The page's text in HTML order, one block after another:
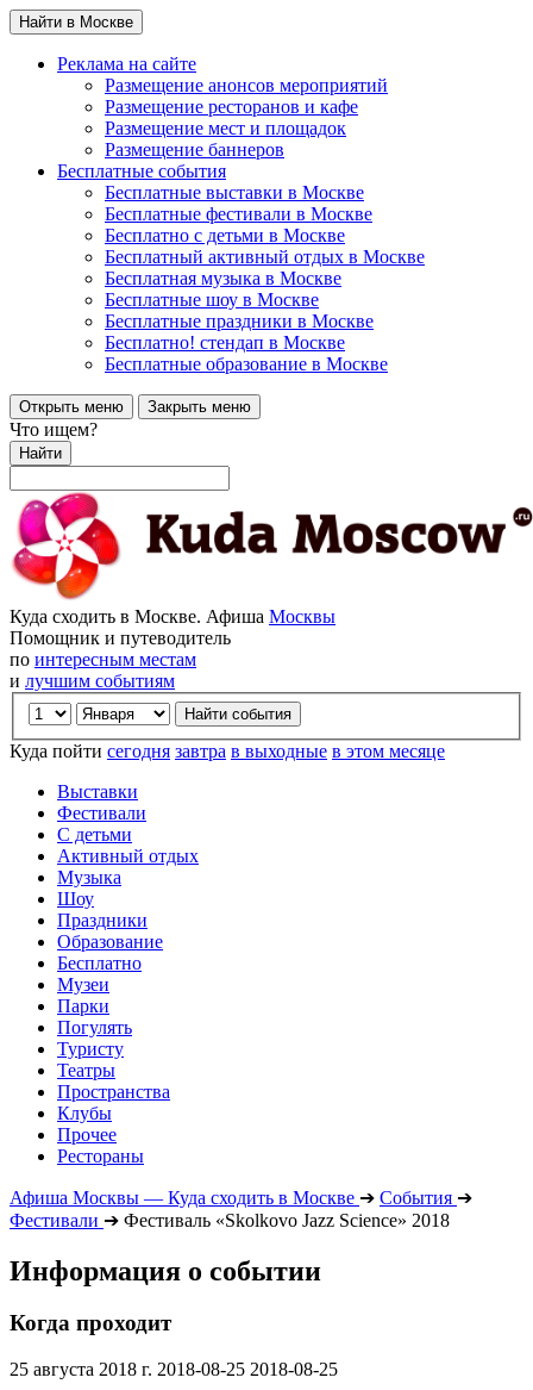
Найти в Москве
Реклама на сайте
Размещение анонсов мероприятий
Размещение ресторанов и кафе
Размещение мест и площадок
Размещение баннеров
Бесплатные события
Бесплатные выставки в Москве
Бесплатные фестивали в Москве
Бесплатно с детьми в Москве
Бесплатный активный отдых в Москве
Бесплатная музыка в Москве
Бесплатные шоу в Москве
Бесплатные праздники в Москве
Бесплатно! стендап в Москве
Бесплатные образование в Москве
Открыть меню Закрыть меню
Что ищем?
Найти
Куда сходить в Москве. Афиша Москвы
Помощник и путеводитель
по интересным местам
и лучшим событиям
Куда пойти сегодня завтра в выходные в этом месяце
Выставки
Фестивали
С детьми
Активный отдых
Музыка
Шоу
Праздники
Образование
Бесплатно
Музеи
Парки
Погулять
Туристу
Театры
Пространства
Клубы
Прочее
Рестораны
Афиша Москвы — Куда сходить в Москве ➔ События ➔
Фестивали ➔ Фестиваль «Skolkovo Jazz Science» 2018
Информация о событии
Когда проходит
25 августа 2018 г. 2018-08-25 2018-08-25